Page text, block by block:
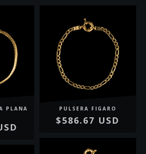
PLANA
PULSERA FIGARO
$586.67 USD